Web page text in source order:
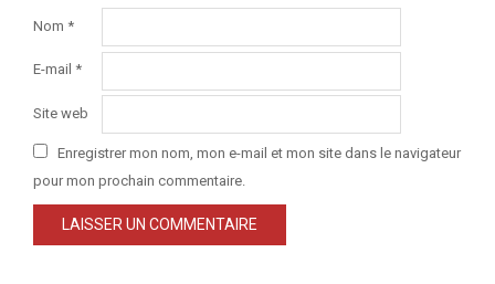
Nom *
E-mail *
Site web
Enregistrer mon nom, mon e-mail et mon site dans le navigateur
pour mon prochain commentaire.